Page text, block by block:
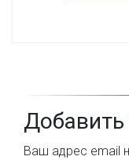
Ваш адрес email